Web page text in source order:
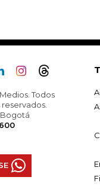
Todos
Bogotá